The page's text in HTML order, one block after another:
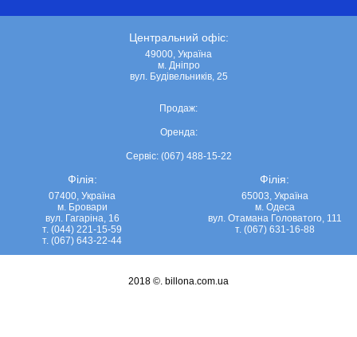
Центральний офіс:
49000, Україна
м. Дніпро
вул. Будівельників, 25
Продаж:
Оренда:
Сервіс: (067) 488-15-22
Філія:
07400, Україна
м. Бровари
вул. Гагаріна, 16
т. (044) 221-15-59
т. (067) 643-22-44
Філія:
65003, Україна
м. Одеса
вул. Отамана Головатого, 111
т. (067) 631-16-88
2018 ©. billona.com.ua